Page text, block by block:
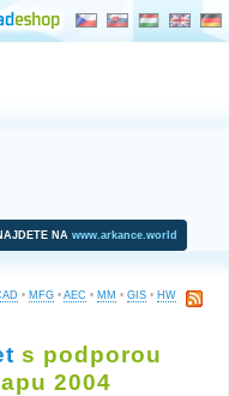
NA www.arkance.world
• MFG • AEC • MM • GIS • HW
s podporou
2004